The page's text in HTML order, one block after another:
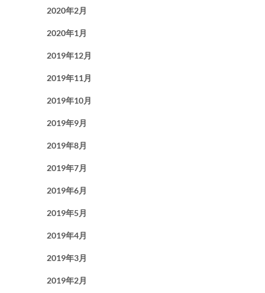
2020年2月
2020年1月
2019年12月
2019年11月
2019年10月
2019年9月
2019年8月
2019年7月
2019年6月
2019年5月
2019年4月
2019年3月
2019年2月